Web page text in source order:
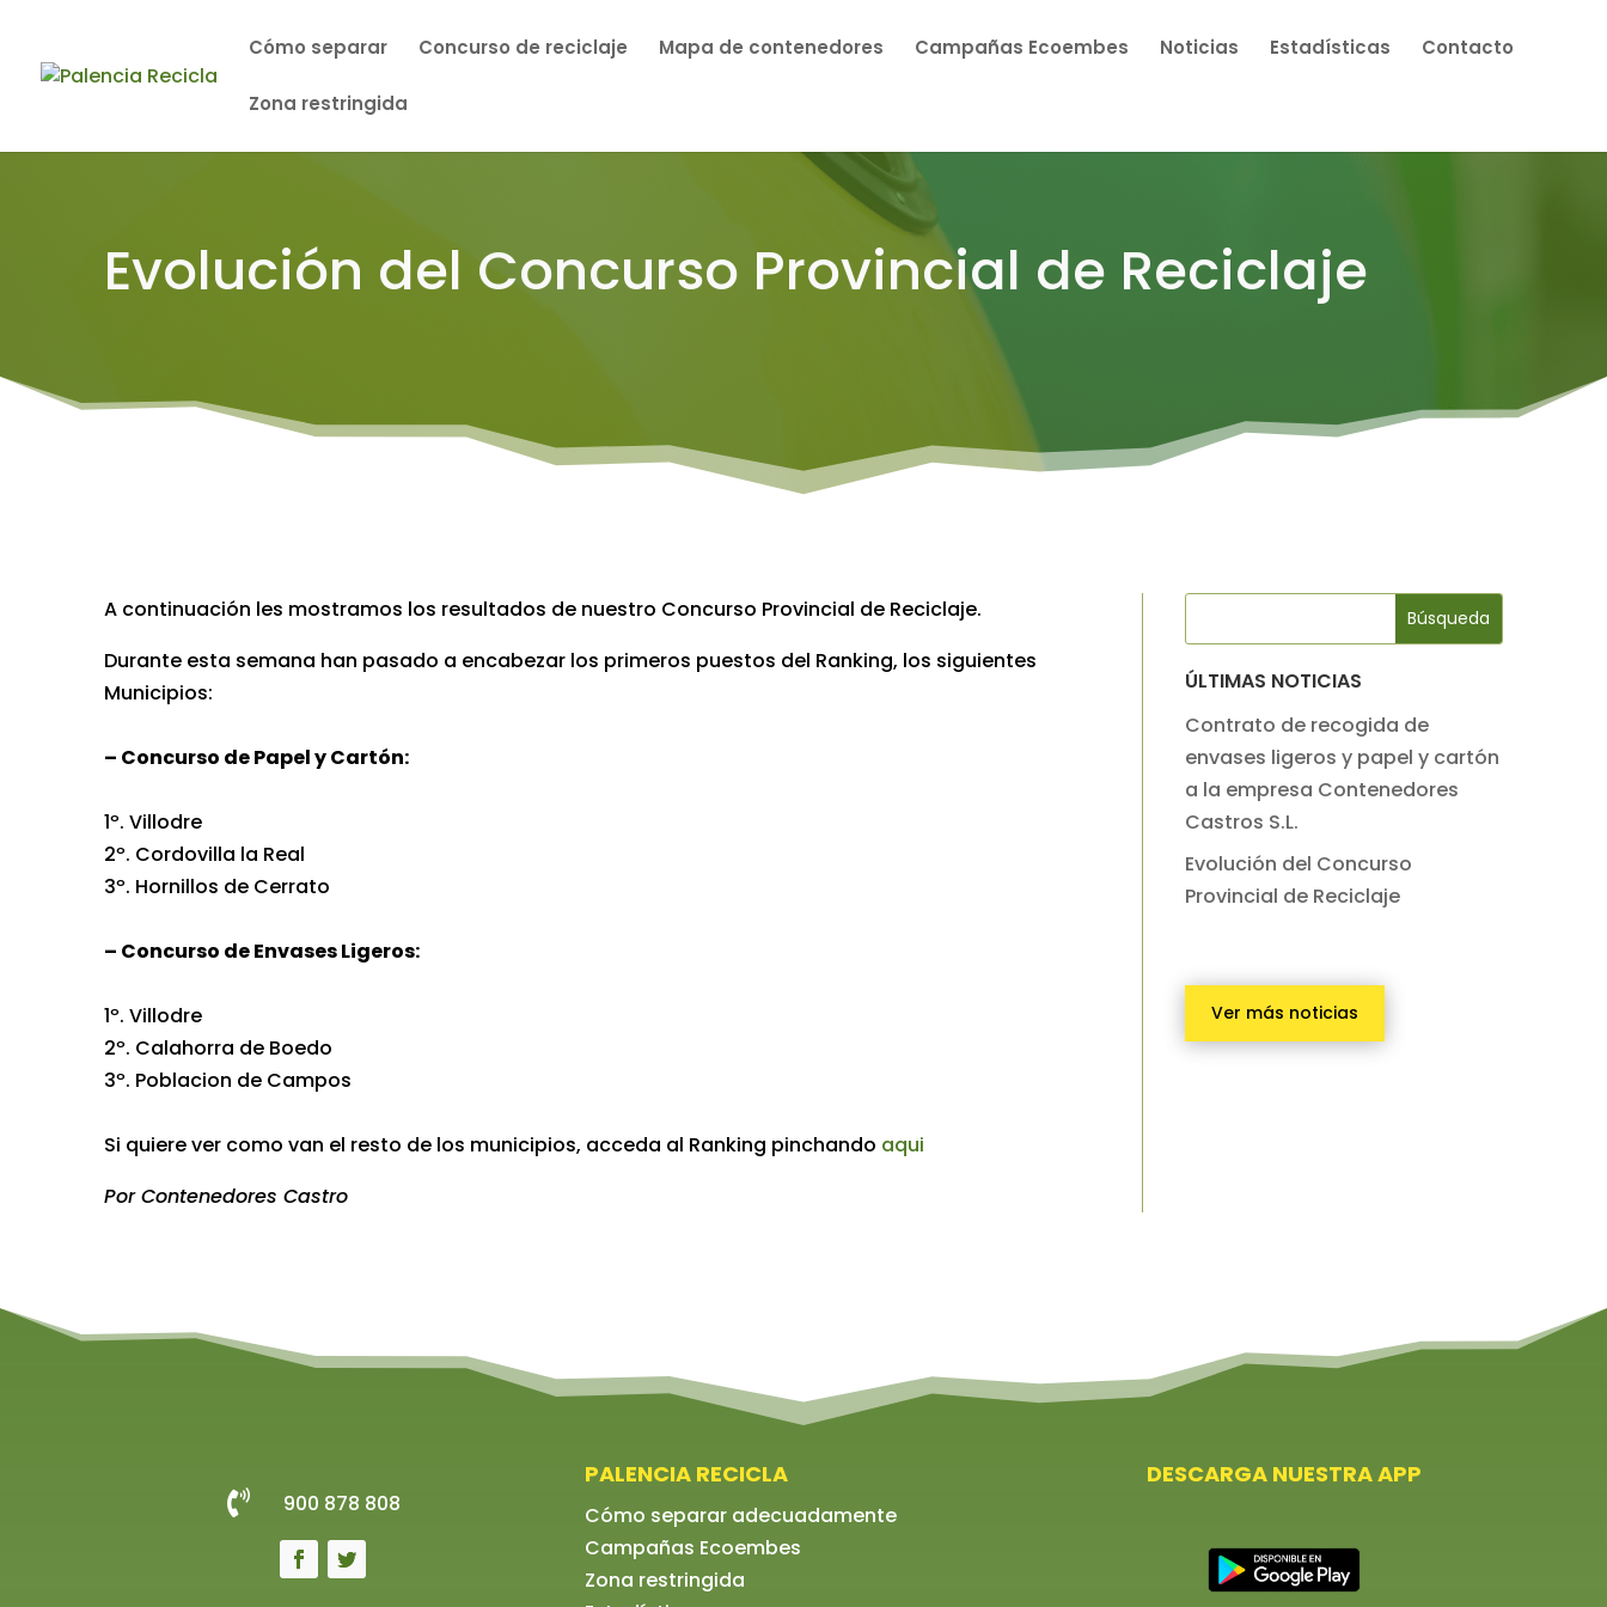
Cómo separar Concurso de reciclaje Mapa de contenedores Campañas Ecoembes Noticias Estadísticas Contacto
Zona restringida
Evolución del Concurso Provincial de Reciclaje
A continuación les mostramos los resultados de nuestro Concurso Provincial de Reciclaje.
Durante esta semana han pasado a encabezar los primeros puestos del Ranking, los siguientes
Municipios:
– Concurso de Papel y Cartón:
1º. Villodre
2º. Cordovilla la Real
3º. Hornillos de Cerrato
– Concurso de Envases Ligeros:
1º. Villodre
2º. Calahorra de Boedo
3º. Poblacion de Campos
Si quiere ver como van el resto de los municipios, acceda al Ranking pinchando aqui
Por Contenedores Castro
ÚLTIMAS NOTICIAS
Contrato de recogida de
envases ligeros y papel y cartón
a la empresa Contenedores
Castros S.L.
Evolución del Concurso
Provincial de Reciclaje
Ver más noticias
 900 878 808
PALENCIA RECICLA
Cómo separar adecuadamente
Campañas Ecoembes
Zona restringida
DESCARGA NUESTRA APP